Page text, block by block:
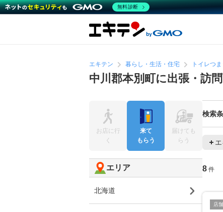
エキテン 暮らし・生活・住宅 トイレつ
中川郡本別町に出張・訪
検索
8 件
店
お店に行
く
来て
もらう
届けても
らう
エリア
北海道
無料診断